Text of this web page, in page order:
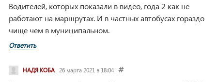
Водителей, которых показали в видео, года 2 как не
работают на маршрутах. И в частных автобусах гораздо
чище чем в муниципальном.
Ответить
НАДЯ КОБА 26 марта 2021 в 18:04